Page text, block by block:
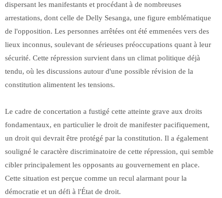
dispersant les manifestants et procédant à de nombreuses
arrestations, dont celle de Delly Sesanga, une figure emblématique
de l'opposition. Les personnes arrêtées ont été emmenées vers des
lieux inconnus, soulevant de sérieuses préoccupations quant à leur
sécurité. Cette répression survient dans un climat politique déjà
tendu, où les discussions autour d'une possible révision de la
constitution alimentent les tensions.
Le cadre de concertation a fustigé cette atteinte grave aux droits
fondamentaux, en particulier le droit de manifester pacifiquement,
un droit qui devrait être protégé par la constitution. Il a également
souligné le caractère discriminatoire de cette répression, qui semble
cibler principalement les opposants au gouvernement en place.
Cette situation est perçue comme un recul alarmant pour la
démocratie et un défi à l'État de droit.